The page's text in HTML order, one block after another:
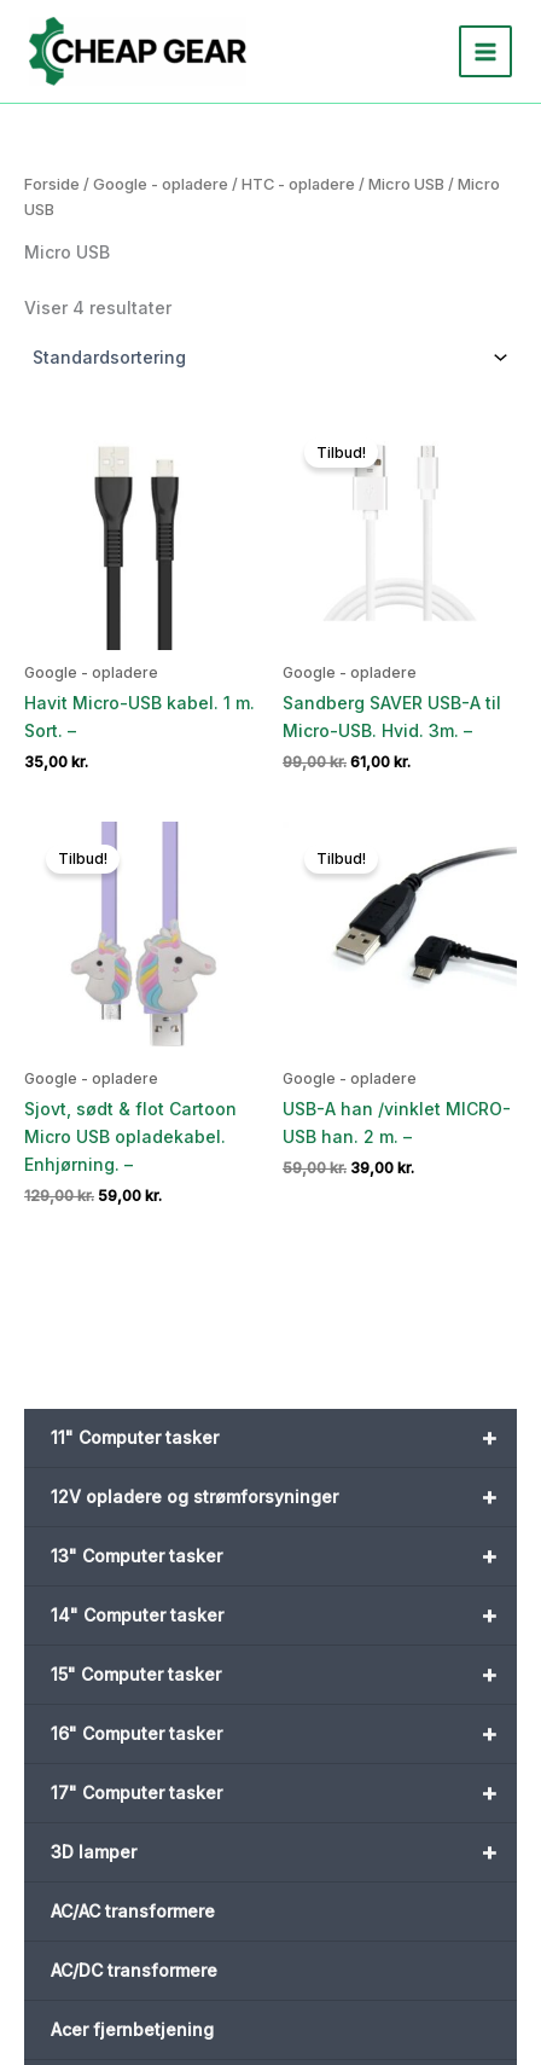
indholdet
+
11" Computer tasker
+
12V opladere og strømforsyninger
+
13" Computer tasker
+
14" Computer tasker
+
15" Computer tasker
+
16" Computer tasker
+
17" Computer tasker
+
3D lamper
AC/AC transformere
AC/DC transformere
Acer fjernbetjening
Forside / Google - opladere / HTC - opladere / Micro USB / Micro
USB
Micro USB
Viser 4 resultater
Google - opladere
Havit Micro-USB kabel. 1 m.
Sort. –
35,00 kr.
Tilbud!
Google - opladere
Sandberg SAVER USB-A til
Micro-USB. Hvid. 3m. –
99,00kr. Den
61,00 kr.Den
Tilbud!
Google - opladere
Sjovt, sødt & flot Cartoon
Micro USB opladekabel.
Enhjørning. –
129,00kr. Den
59,00 kr.Den
Tilbud!
Google - opladere
USB-A han /vinklet MICRO-
USB han. 2 m. –
59,00kr. Den
39,00 kr.Den